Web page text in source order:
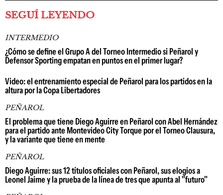
SEGUÍ LEYENDO
INTERMEDIO
¿Cómo se define el Grupo A del Torneo Intermedio si Peñarol y
Defensor Sporting empatan en puntos en el primer lugar?
Video: el entrenamiento especial de Peñarol para los partidos en la
altura por la Copa Libertadores
PEÑAROL
El problema que tiene Diego Aguirre en Peñarol con Abel Hernández
para el partido ante Montevideo City Torque por el Torneo Clausura,
y la variante que tiene en mente
PEÑAROL
Diego Aguirre: sus 12 títulos oficiales con Peñarol, sus elogios a
Leonel Jaime y la prueba de la línea de tres que apunta al "futuro"